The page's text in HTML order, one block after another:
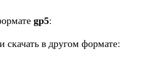
gp5:
скачать в другом формате: